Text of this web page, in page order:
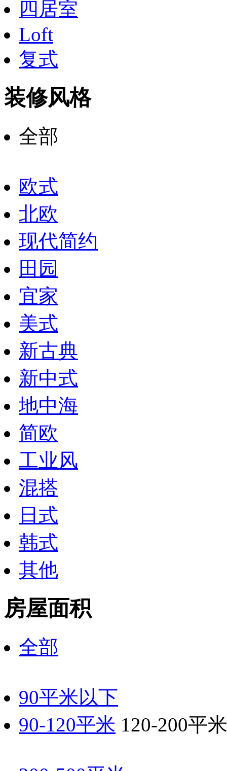
四居室
Loft
复式
装修风格
全部
欧式
北欧
现代简约
田园
宜家
美式
新古典
新中式
地中海
简欧
工业风
混搭
日式
韩式
其他
房屋面积
全部
90平米以下
90-120平米 120-200平米